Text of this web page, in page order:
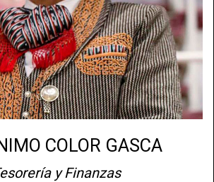
COLOR GASCA
y Finanzas